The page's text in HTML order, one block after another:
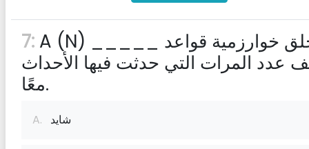
7: A (N) _____ تخلق خوارزمية قواعد
عدد المرات التي حدثت فيها الأحداث
معًا.
A. شايد